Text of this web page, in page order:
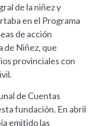
de la niñez y
en el Programa
de acción
de Niñez, que
provinciales con
de Cuentas
fundación. En abril
emitido las